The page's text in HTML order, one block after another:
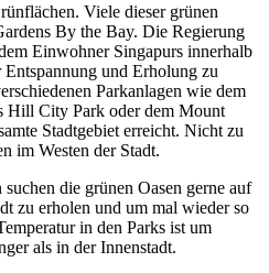
Viele dieser grünen
By the Bay. Die Regierung
Einwohner Singapurs innerhalb
und Erholung zu
Parkanlagen wie dem
Hill City Park oder dem Mount
Stadtgebiet erreicht. Nicht zu
im Westen der Stadt.
die grünen Oasen gerne auf
zu erholen und um mal wieder so
in den Parks ist um
als in der Innenstadt.